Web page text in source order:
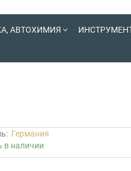
АВТОХИМИЯ
Германия
в наличии